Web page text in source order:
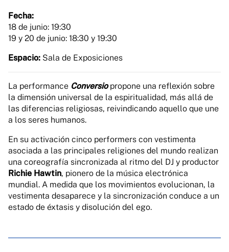
Fecha:
18 de junio: 19:30
19 y 20 de junio: 18:30 y 19:30
Espacio: Sala de Exposiciones
La performance Conversiopropone una reflexión sobre
la dimensión universal de la espiritualidad, más allá de
las diferencias religiosas, reivindicando aquello que une
a los seres humanos.
En su activación cinco performers con vestimenta
asociada a las principales religiones del mundo realizan
una coreografía sincronizada al ritmo del DJ y productor
Richie Hawtin, pionero de la música electrónica
mundial. A medida que los movimientos evolucionan, la
vestimenta desaparece y la sincronización conduce a un
estado de éxtasis y disolución del ego.